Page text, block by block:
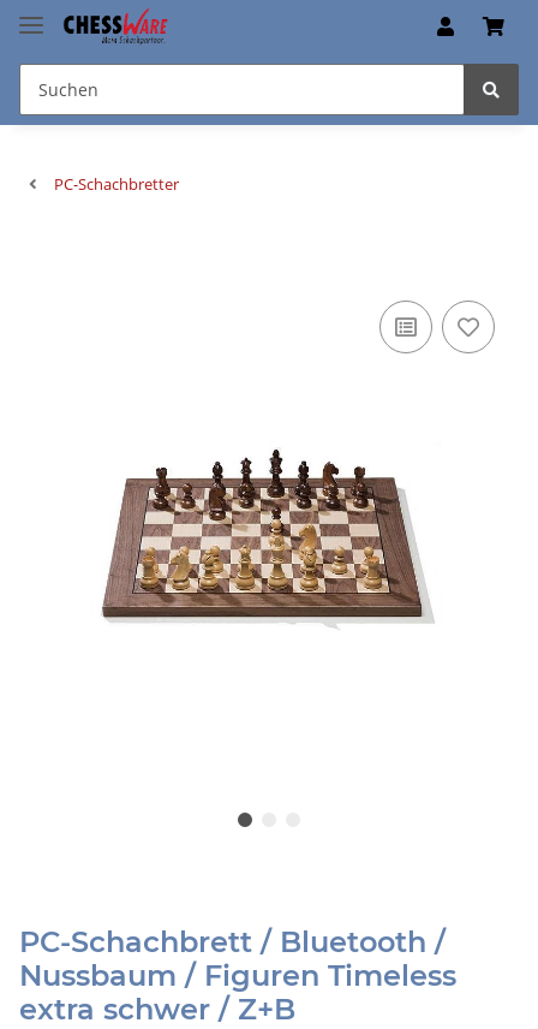
PC-Schachbretter
PC-Schachbrett / Bluetooth /
Nussbaum / Figuren Timeless
extra schwer / Z+B